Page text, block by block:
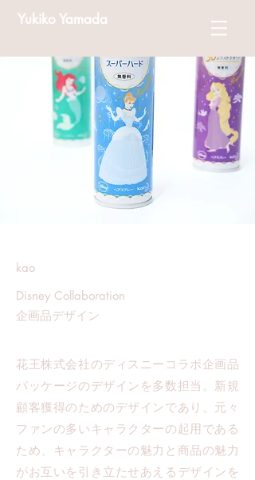
Yukiko Yamada
kao
Disney Collaboration
​企画品デザイン
花王株式会社のディスニーコラボ企画品
パッケージのデザインを多数担当。新規
顧客獲得のためのデザインであり、元々
ファンの多いキャラクターの起用である
ため、キャラクターの魅力と商品の魅力
がお互いを引き立たせあえるデザインを